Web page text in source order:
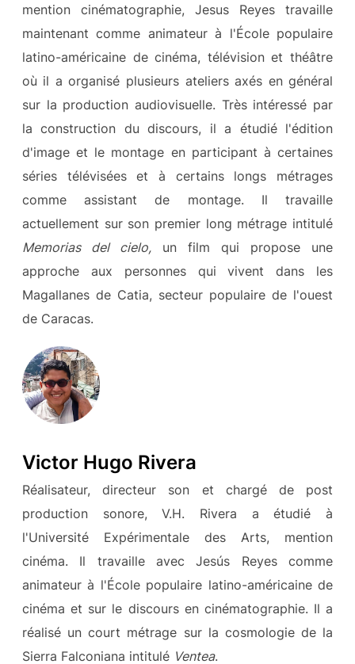
mention cinématographie, Jesus Reyes travaille
maintenant comme animateur à l'École populaire
latino-américaine de cinéma, télévision et théâtre
où il a organisé plusieurs ateliers axés en général
sur la production audiovisuelle. Très intéressé par
la construction du discours, il a étudié l'édition
d'image et le montage en participant à certaines
séries télévisées et à certains longs métrages
comme assistant de montage. Il travaille
actuellement sur son premier long métrage intitulé
Memorias del cielo,un film qui propose une
approche aux personnes qui vivent dans les
Magallanes de Catia, secteur populaire de l'ouest
de Caracas.
Victor Hugo Rivera
Réalisateur, directeur son et chargé de post
production sonore, V.H. Rivera a étudié à
l'Université Expérimentale des Arts, mention
cinéma. Il travaille avec Jesús Reyes comme
animateur à l'École populaire latino-américaine de
cinéma et sur le discours en cinématographie. Il a
réalisé un court métrage sur la cosmologie de la
Sierra Falconiana intitulé Ventea.